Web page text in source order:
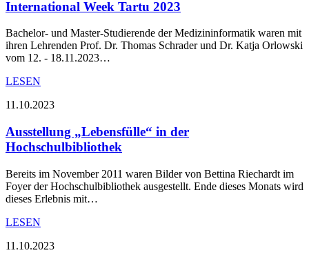
International Week Tartu 2023
Bachelor- und Master-Studierende der Medizininformatik waren mit
ihren Lehrenden Prof. Dr. Thomas Schrader und Dr. Katja Orlowski
vom 12. - 18.11.2023…
LESEN
11.10.2023
Ausstellung „Lebensfülle“ in der
Hochschulbibliothek
Bereits im November 2011 waren Bilder von Bettina Riechardt im
Foyer der Hochschulbibliothek ausgestellt. Ende dieses Monats wird
dieses Erlebnis mit…
LESEN
11.10.2023